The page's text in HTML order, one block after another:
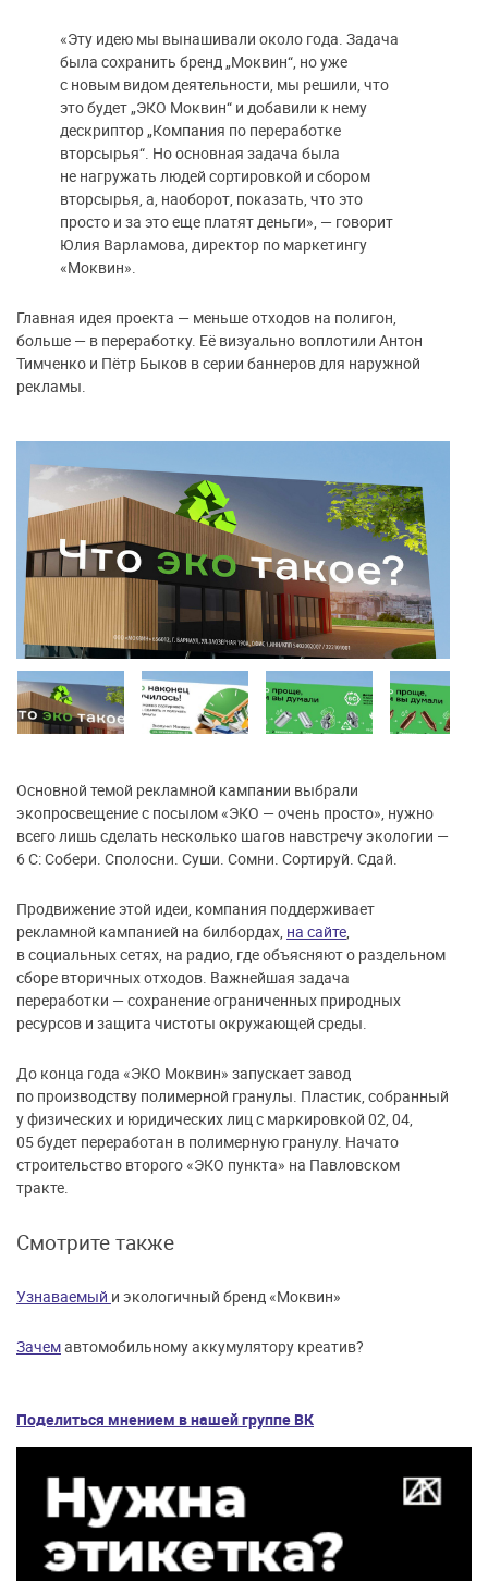
«Эту идею мы вынашивали около года. Задача
была сохранить бренд „Моквин“, но уже
с новым видом деятельности, мы решили, что
это будет „ЭКО Моквин“ и добавили к нему
дескриптор „Компания по переработке
вторсырья“. Но основная задача была
не нагружать людей сортировкой и сбором
вторсырья, а, наоборот, показать, что это
просто и за это еще платят деньги», — говорит
Юлия Варламова, директор по маркетингу
«Моквин».
Главная идея проекта — меньше отходов на полигон,
больше — в переработку. Её визуально воплотили Антон
Тимченко и Пётр Быков в серии баннеров для наружной
рекламы.
Основной темой рекламной кампании выбрали
экопросвещение с посылом «ЭКО — очень просто», нужно
всего лишь сделать несколько шагов навстречу экологии —
6 С: Собери. Сполосни. Суши. Сомни. Сортируй. Сдай.
Продвижение этой идеи, компания поддерживает
рекламной кампанией на билбордах, на сайте
в социальных сетях, на радио, где объясняют о раздельном
сборе вторичных отходов. Важнейшая задача
переработки — сохранение ограниченных природных
ресурсов и защита чистоты окружающей среды.
До конца года «ЭКО Моквин» запускает завод
по производству полимерной гранулы. Пластик, собранный
у физических и юридических лиц с маркировкой 02, 04,
05 будет переработан в полимерную гранулу. Начато
строительство второго «ЭКО пункта» на Павловском
тракте.
Смотрите также
Узнаваемый и экологичный бренд «Моквин»
Зачемавтомобильному аккумулятору креатив?
Поделиться мнением в нашей группе ВК